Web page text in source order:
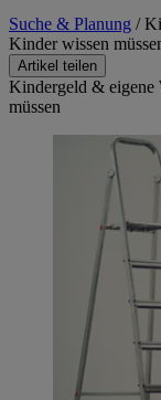
Suche & Planung /
Kinder wissen
Artikel teilen
Kindergeld & eigene
müssen